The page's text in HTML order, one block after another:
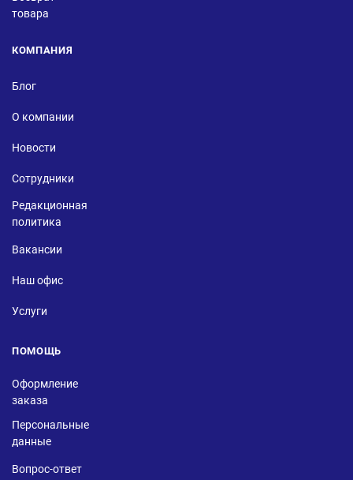
товара
КОМПАНИЯ
Блог
О компании
Новости
Сотрудники
Редакционная
политика
Вакансии
Наш офис
Услуги
ПОМОЩЬ
Оформление
заказа
Персональные
данные
Вопрос-ответ